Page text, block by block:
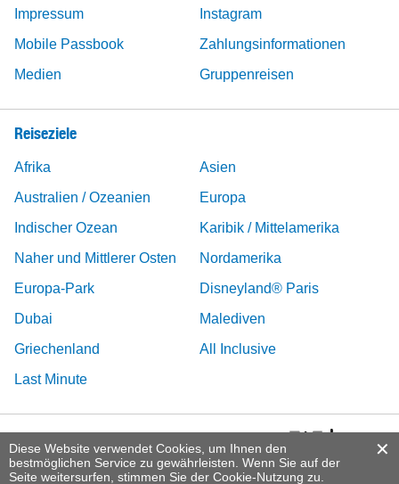
Diese Website verwendet Cookies, um Ihnen den
bestmöglichen Service zu gewährleisten. Wenn Sie auf der
Seite weitersurfen, stimmen Sie der Cookie-Nutzung zu.
Impressum
Instagram
Mobile Passbook
Zahlungsinformationen
Medien
Gruppenreisen
Reiseziele
Afrika
Asien
Australien / Ozeanien
Europa
Indischer Ozean
Karibik / Mittelamerika
Naher und Mittlerer Osten
Nordamerika
Europa-Park
Disneyland® Paris
Dubai
Malediven
Griechenland
All Inclusive
Last Minute